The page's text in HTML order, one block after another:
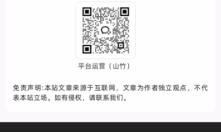
平台运营（山竹）
免责声明:本站文章来源于互联网，文章为作者独立观点，不代
表本站立场。如有侵权，请联系我们。